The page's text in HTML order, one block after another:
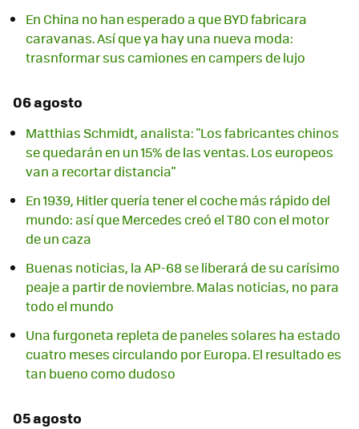
En China no han esperado a que BYD fabricara
caravanas. Así que ya hay una nueva moda:
trasnformar sus camiones en campers de lujo
06 agosto
Matthias Schmidt, analista: "Los fabricantes chinos
se quedarán en un 15% de las ventas. Los europeos
van a recortar distancia"
En 1939, Hitler quería tener el coche más rápido del
mundo: así que Mercedes creó el T80 con el motor
de un caza
Buenas noticias, la AP-68 se liberará de su carísimo
peaje a partir de noviembre. Malas noticias, no para
todo el mundo
Una furgoneta repleta de paneles solares ha estado
cuatro meses circulando por Europa. El resultado es
tan bueno como dudoso
05 agosto